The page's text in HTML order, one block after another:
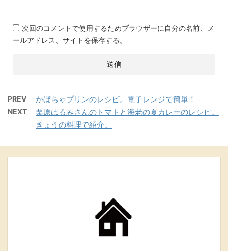
次回のコメントで使用するためブラウザーに自分の名前、メ
ールアドレス、サイトを保存する。
PREV かぼちゃプリンのレシピ。電子レンジで簡単！
NEXT
栗原はるみさんのトマトと海老の夏カレーのレシピ。
きょうの料理で紹介。